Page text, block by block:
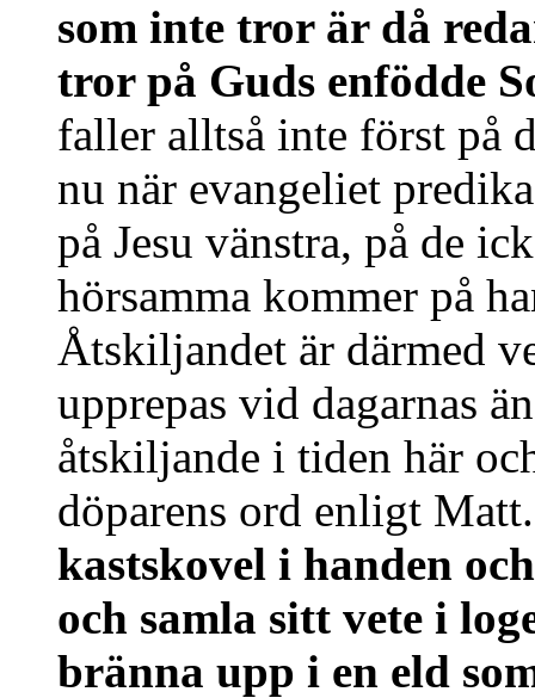
som inte tror är då
tror på Guds enfödde
faller alltså inte först på
nu när evangeliet
på Jesu vänstra, på de
hörsamma kommer på
Åtskiljandet är därmed
upprepas vid dagarnas
åtskiljande i tiden här
döparens ord enligt
kastskovel i handen
och samla sitt vete i
bränna upp i en eld